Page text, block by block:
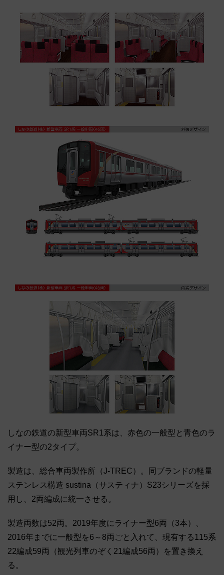
しなの鉄道の新型車両SR1系は、赤色の一般型と青色のラ
イナー型の2タイプ。
製造は、総合車両製作所（J-TREC）。同ブランドの軽量
ステンレス構造 sustina（サスティナ）S23シリーズを採
用し、2両編成に統一させる。
製造両数は52両。2019年度にライナー型6両（3本）、
2016年までに一般型を6～8両ごと入れて、現有する115系
22編成59両（観光列車のぞく21編成56両）を置き換え
る。